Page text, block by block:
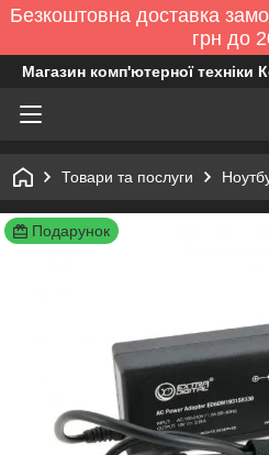
Безкоштовна доставка
грн до
Магазин комп'ютерної техніки
Товари та послуги
Подарунок